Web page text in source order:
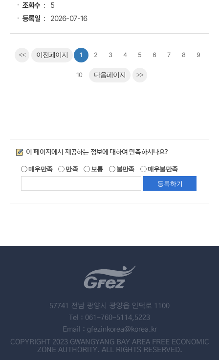
조회수 5
등록일 2026-07-16
<< 이전페이지 1 2 3 4 5 6 7 8 9
10 다음페이지 >>
만족도조사
이 페이지에서 제공하는 정보에 대하여 만족하시나요?
매우만족 만족 보통 불만족 매우불만족
57741 전남 광양시 광양읍 인덕로 1100
Tel : 061-760-5114,5223
Email : gfezinkorea@korea.kr
COPYRIGHT 2023 GWANGYANG BAY AREA FREE ECONOMIC
ZONE AUTHORITY. ALL RIGHTS RESERVED.